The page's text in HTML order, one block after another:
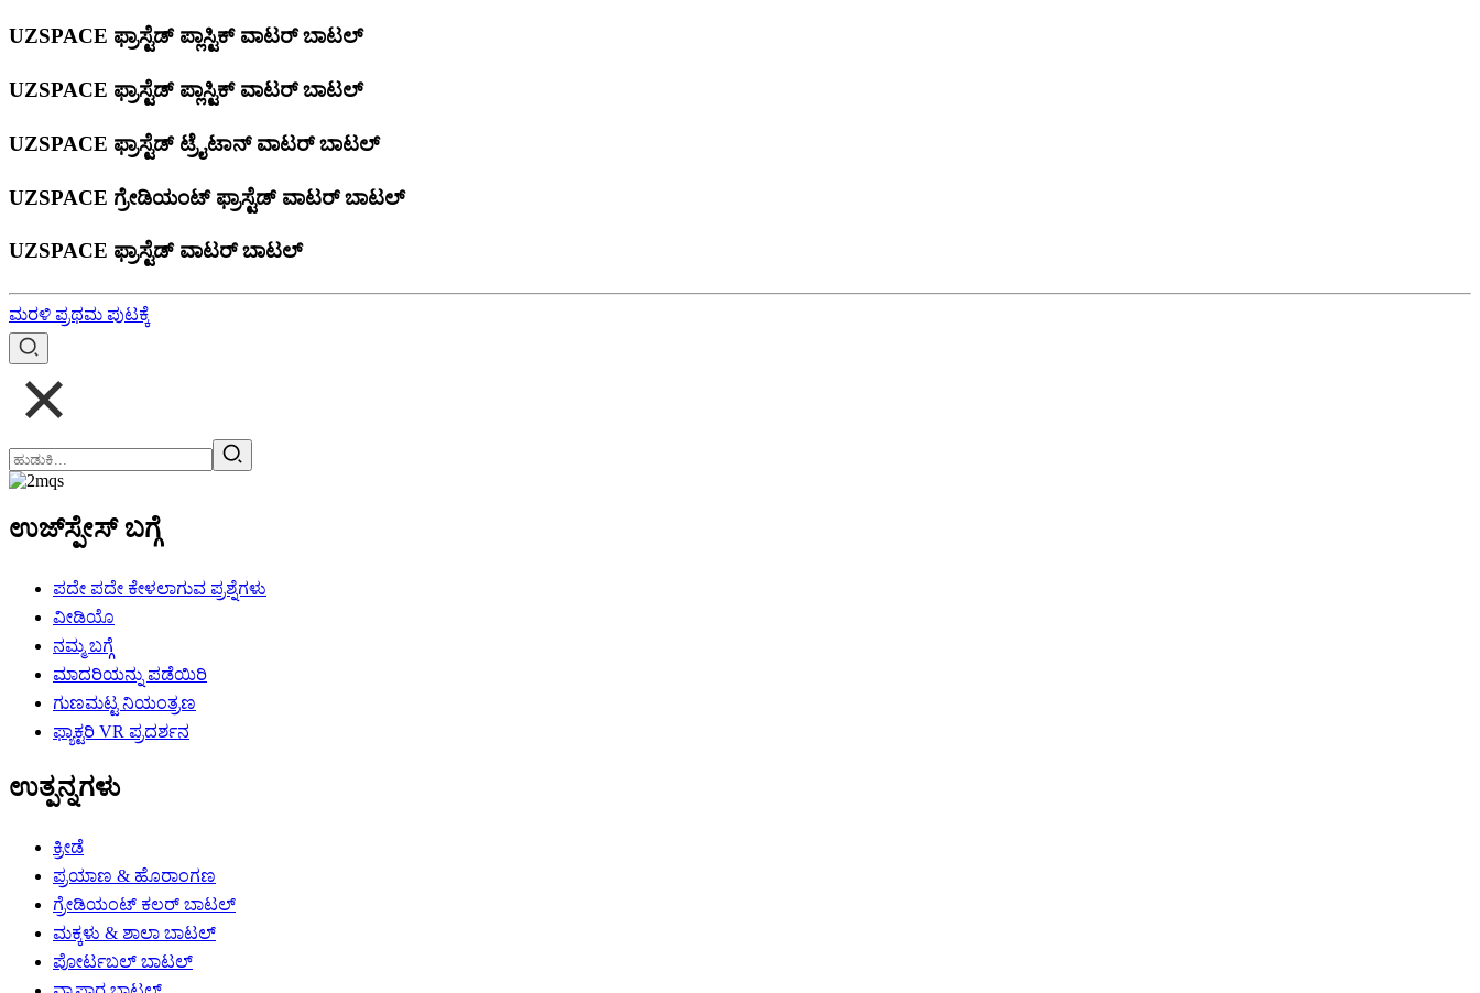
UZSPACE ಫ್ರಾಸ್ಟೆಡ್ ಪ್ಲಾಸ್ಟಿಕ್ ವಾಟರ್ ಬಾಟಲ್
UZSPACE ಫ್ರಾಸ್ಟೆಡ್ ಪ್ಲಾಸ್ಟಿಕ್ ವಾಟರ್ ಬಾಟಲ್
UZSPACE ಫ್ರಾಸ್ಟೆಡ್ ಟ್ರೈಟಾನ್ ವಾಟರ್ ಬಾಟಲ್
UZSPACE ಗ್ರೇಡಿಯಂಟ್ ಫ್ರಾಸ್ಟೆಡ್ ವಾಟರ್ ಬಾಟಲ್
UZSPACE ಫ್ರಾಸ್ಟೆಡ್ ವಾಟರ್ ಬಾಟಲ್
ಮರಳಿ ಪ್ರಥಮ ಪುಟಕ್ಕೆ
ಉಜ್‌ಸ್ಪೇಸ್ ಬಗ್ಗೆ
ಪದೇ ಪದೇ ಕೇಳಲಾಗುವ ಪ್ರಶ್ನೆಗಳು
ವೀಡಿಯೊ
ನಮ್ಮ ಬಗ್ಗೆ
ಮಾದರಿಯನ್ನು ಪಡೆಯಿರಿ
ಗುಣಮಟ್ಟ ನಿಯಂತ್ರಣ
ಫ್ಯಾಕ್ಟರಿ VR ಪ್ರದರ್ಶನ
ಉತ್ಪನ್ನಗಳು
ಕ್ರೀಡೆ
ಪ್ರಯಾಣ & ಹೊರಾಂಗಣ
ಗ್ರೇಡಿಯಂಟ್ ಕಲರ್ ಬಾಟಲ್
ಮಕ್ಕಳು & ಶಾಲಾ ಬಾಟಲ್
ಪೋರ್ಟಬಲ್ ಬಾಟಲ್